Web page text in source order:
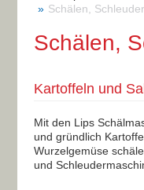
Schälen,
Schälen,
Kartoffeln und
Mit den Lips
und gründlich
Wurzelgemüse
und